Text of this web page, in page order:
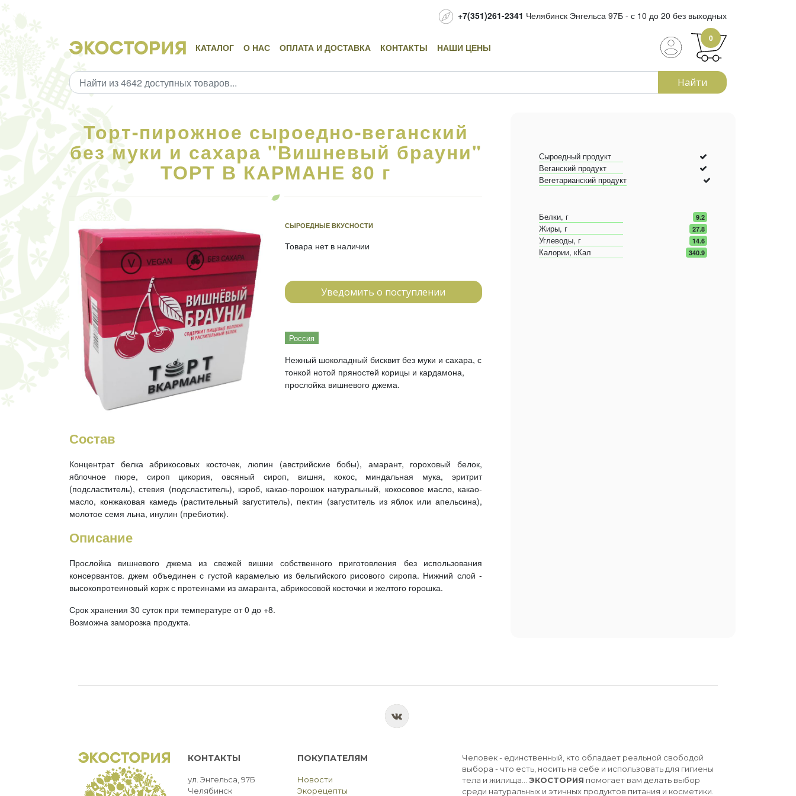
+7(351)261-2341 Челябинск Энгельса 97Б - с 10 до 20 без выходных
КАТАЛОГ О НАС ОПЛАТА И ДОСТАВКА КОНТАКТЫ НАШИ ЦЕНЫ
0
Найти
Торт-пирожное сыроедно-веганский
без муки и сахара "Вишневый брауни"
ТОРТ В КАРМАНЕ 80 г
СЫРОЕДНЫЕ ВКУСНОСТИ
Товара нет в наличии
Уведомить о поступлении
Россия
Нежный шоколадный бисквит без муки и сахара, с
тонкой нотой пряностей корицы и кардамона,
прослойка вишневого джема.
Состав
Концентрат белка абрикосовых косточек, люпин (австрийские бобы), амарант, гороховый белок,
яблочное пюре, сироп цикория, овсяный сироп, вишня, кокос, миндальная мука, эритрит
(подсластитель), стевия (подсластитель), кэроб, какао-порошок натуральный, кокосовое масло, какао-
масло, конжаковая камедь (растительный загуститель), пектин (загуститель из яблок или апельсина),
молотое семя льна, инулин (пребиотик).
Описание
Прослойка вишневого джема из свежей вишни собственного приготовления без использования
консервантов. джем объединен с густой карамелью из бельгийского рисового сиропа. Нижний слой -
высокопротеиновый корж с протеинами из амаранта, абрикосовой косточки и желтого горошка.
Срок хранения 30 суток при температуре от 0 до +8.
Возможна заморозка продукта.
Сыроедный продукт
Веганский продукт
Вегетарианский продукт
Белки, г 9.2
Жиры, г 27.8
Углеводы, г 14.6
Калории, кКал 340.9
КОНТАКТЫ
ул. Энгельса, 97Б
Челябинск
ПОКУПАТЕЛЯМ
Новости
Экорецепты
Человек - единственный, кто обладает реальной свободой
выбора - что есть, носить на себе и использовать для гигиены
тела и жилища... ЭКОСТОРИЯ помогает вам делать выбор
среди натуральных и этичных продуктов питания и косметики.